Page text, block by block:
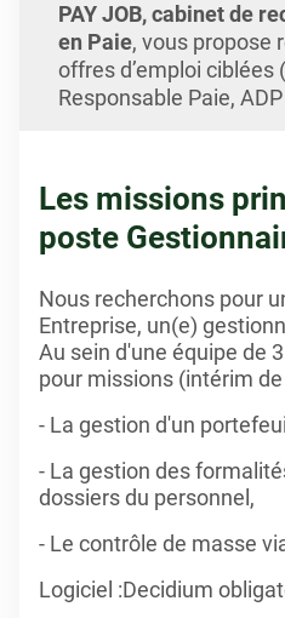
PAY JOB, cabinet de
en Paie, vous propose
offres d’emploi ciblées
Responsable Paie,
Les missions
poste
Nous recherchons pour
Entreprise, un(e)
Au sein d'une équipe de
pour missions (intérim
- La gestion d'un
- La gestion des
dossiers du personnel,
- Le contrôle de masse
Logiciel :Decidium